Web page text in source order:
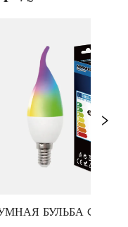
БУЛЬБА C37T TUYA